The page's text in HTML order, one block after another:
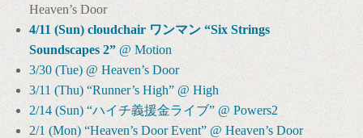
Heaven’s Door
4/11 (Sun) cloudchair ワンマン “Six Strings
Soundscapes 2” @ Motion
3/30 (Tue) @ Heaven’s Door
3/11 (Thu) “Runner’s High” @ High
2/14 (Sun) “ハイチ義援金ライブ” @ Powers2
2/1 (Mon) “Heaven’s Door Event” @ Heaven’s Door